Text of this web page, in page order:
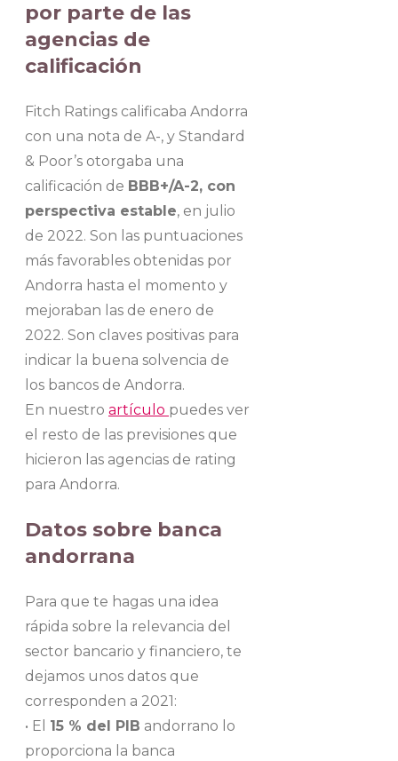
por parte de las
agencias de
calificación
Fitch Ratings calificaba Andorra
con una nota de A-, y Standard
& Poor’s otorgaba una
calificación de BBB+/A-2, con
perspectiva estable, en julio
de 2022. Son las puntuaciones
más favorables obtenidas por
Andorra hasta el momento y
mejoraban las de enero de
2022. Son claves positivas para
indicar la buena solvencia de
los bancos de Andorra.
En nuestro artículo puedes ver
el resto de las previsiones que
hicieron las agencias de rating
para Andorra.
Datos sobre banca
andorrana
Para que te hagas una idea
rápida sobre la relevancia del
sector bancario y financiero, te
dejamos unos datos que
corresponden a 2021:
• El 15 % del PIB andorrano lo
proporciona la banca